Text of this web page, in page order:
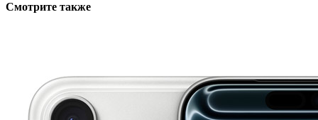
Смотрите также